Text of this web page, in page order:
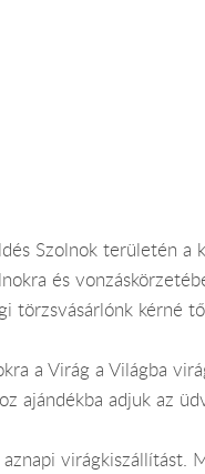
Szolnok területén
és
törzsvásárlónk kérné
a Virág a Világba
ajándékba adjuk az
virágkiszállítást.